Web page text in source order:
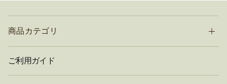
商品カテゴリ
ご利用ガイド